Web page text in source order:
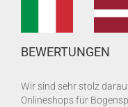
BEWERTUNGEN
Wir sind sehr stolz
Onlineshops für